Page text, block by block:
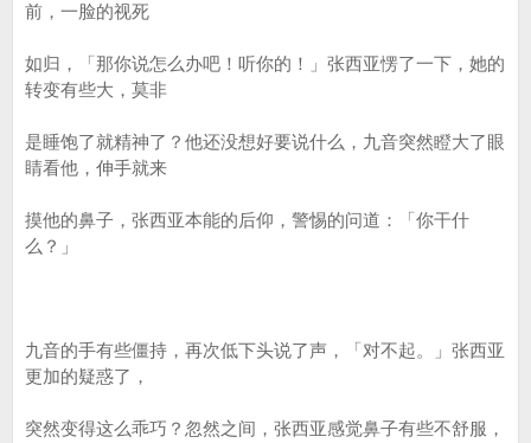
前，一脸的视死
如归，「那你说怎么办吧！听你的！」张西亚愣了一下，她的
转变有些大，莫非
是睡饱了就精神了？他还没想好要说什么，九音突然瞪大了眼
睛看他，伸手就来
摸他的鼻子，张西亚本能的后仰，警惕的问道：「你干什
么？」
九音的手有些僵持，再次低下头说了声，「对不起。」张西亚
更加的疑惑了，
突然变得这么乖巧？忽然之间，张西亚感觉鼻子有些不舒服，